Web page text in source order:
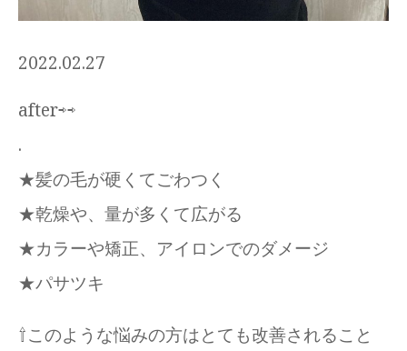
2022.02.27
after⇨⇨
.
★髪の毛が硬くてごわつく
★乾燥や、量が多くて広がる
★カラーや矯正、アイロンでのダメージ
★パサツキ
⇧このような悩みの方はとても改善されること